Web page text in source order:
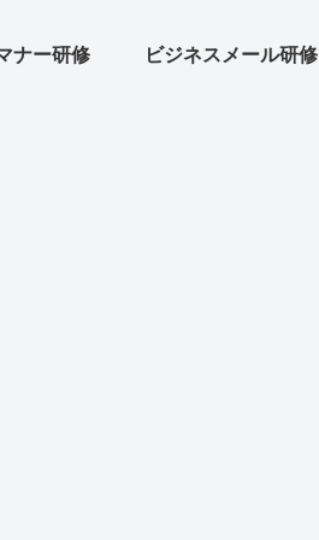
ナー研修 ビジネスメール研修